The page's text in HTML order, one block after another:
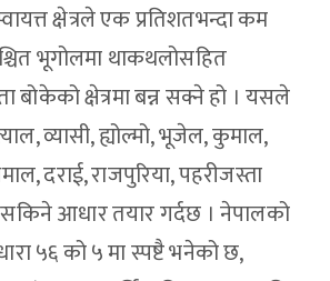
क्षेत्रले एक प्रतिशतभन्दा कम
भूगोलमा थाकथलोसहित
बोकेको क्षेत्रमा बन्न सक्ने हो । यसले
व्यासी, ह्योल्मो, भूजेल, कुमाल,
दराई, राजपुरिया, पहरीजस्ता
आधार तयार गर्दछ । नेपालको
५६ को ५ मा स्पष्टै भनेको छ,